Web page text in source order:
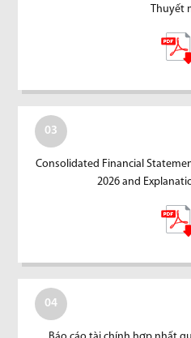
Thuyết
03
Consolidated Financial
2026 and
04